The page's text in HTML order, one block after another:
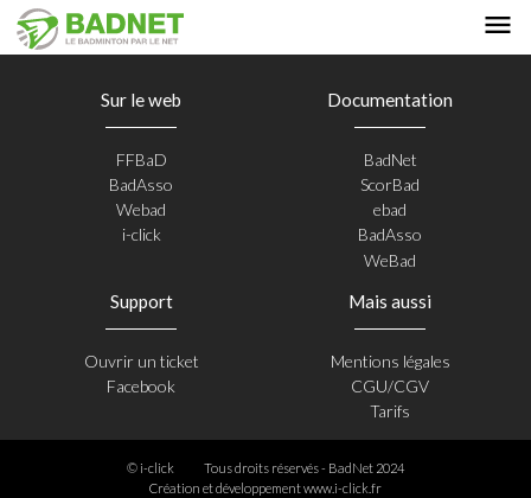
Sur le web
FFBaD
BadAsso
Webad
i-click
Documentation
BadNet
ScorBad
ebad
BadAsso
WeBad
Support
Ouvrir un ticket
Facebook
Mais aussi
Mentions légales
CGU/CGV
Tarifs
© i-click
Tous droits réservés - BadNet 2024
Création et développementwww.i-click.fr